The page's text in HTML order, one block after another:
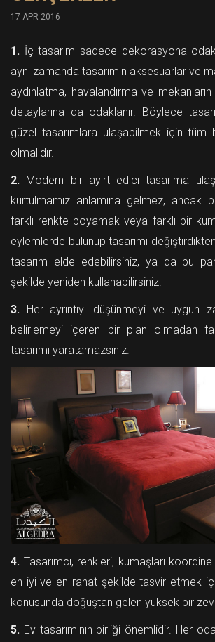
17 APR 2016
1. İç tasarım sadece dekorasyona
aynı zamanda tasarımın aksesuarlar ve
aydınlatma, havalandırma ve mekanların
detaylarına da odaklanır. Böylece
güzel tasarımlara ulaşabilmek için tüm
olmalıdır.
2. Modern bir ayırt edici tasarıma
kurtulmamız anlamına gelmez, ancak
farklı renkte boyamak veya farklı bir
eylemlerde bulunup tasarımı
tasarım elde edebilirsiniz, ya da bu
şekilde yeniden kullanabilirsiniz.
3. Her ayrıntıyı düşünmeyi ve uygun
belirlemeyi içeren bir plan olmadan
tasarımı yaratamazsınız.
4. Tasarımcı, renkleri, kumaşları
en iyi ve en rahat şekilde tasvir etmek
konusunda doğuştan gelen yüksek bir
5. Ev tasarımının birliği önemlidir. Her